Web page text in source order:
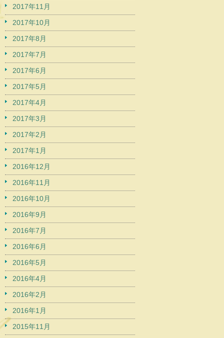
2017年11月
2017年10月
2017年8月
2017年7月
2017年6月
2017年5月
2017年4月
2017年3月
2017年2月
2017年1月
2016年12月
2016年11月
2016年10月
2016年9月
2016年7月
2016年6月
2016年5月
2016年4月
2016年2月
2016年1月
2015年11月